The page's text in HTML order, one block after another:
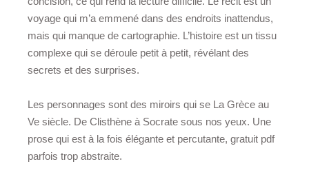
voyage qui m’a emmené dans des endroits inattendus,
mais qui manque de cartographie. L’histoire est un tissu
complexe qui se déroule petit à petit, révélant des
secrets et des surprises.
Les personnages sont des miroirs qui se La Grèce au
Ve siècle. De Clisthène à Socrate sous nos yeux. Une
prose qui est à la fois élégante et percutante, gratuit pdf
parfois trop abstraite.